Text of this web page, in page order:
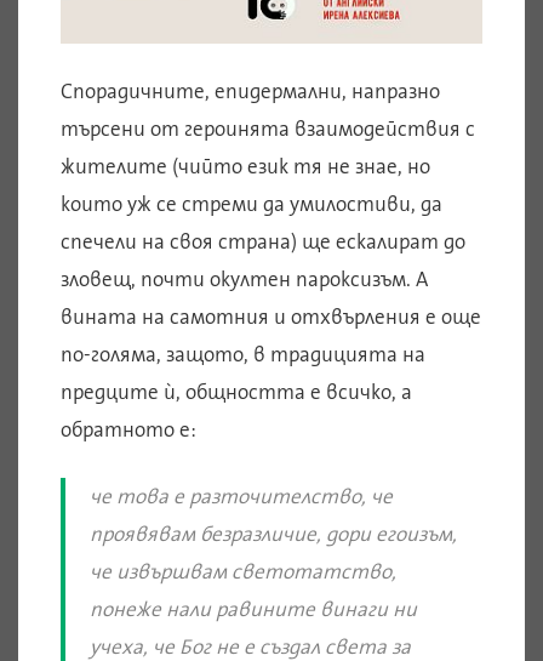
Спорадичните, епидермални, напразно
търсени от героинята взаимодействия с
жителите (чийто език тя не знае, но
които уж се стреми да умилостиви, да
спечели на своя страна) ще ескалират до
зловещ, почти окултен пароксизъм. А
вината на самотния и отхвърления е още
по-голяма, защото, в традицията на
предците ѝ, общността е всичко, а
обратното е:
че това е разточителство, че
проявявам безразличие, дори егоизъм,
че извършвам светотатство,
понеже нали равините винаги ни
учеха, че Бог не е създал света за